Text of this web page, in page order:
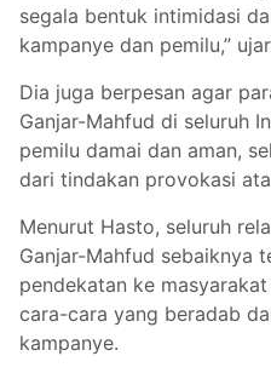
segala bentuk intimidasi
kampanye dan pemilu,”
Dia juga berpesan agar
Ganjar-Mahfud di seluruh
pemilu damai dan aman,
dari tindakan provokasi
Menurut Hasto, seluruh
Ganjar-Mahfud sebaiknya
pendekatan ke
cara-cara yang beradab
kampanye.